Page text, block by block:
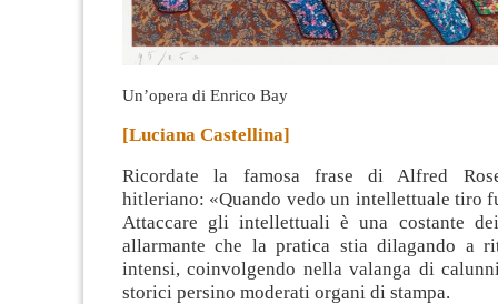
Un’opera di Enrico Bay
[Luciana Castellina]
Ricordate la famosa frase di Alfred
hitleriano: «Quando vedo un intellettuale tiro
Attaccare gli intellettuali è una costante
allarmante che la pratica stia dilagando a
intensi, coinvolgendo nella valanga di
storici persino moderati organi di stampa.